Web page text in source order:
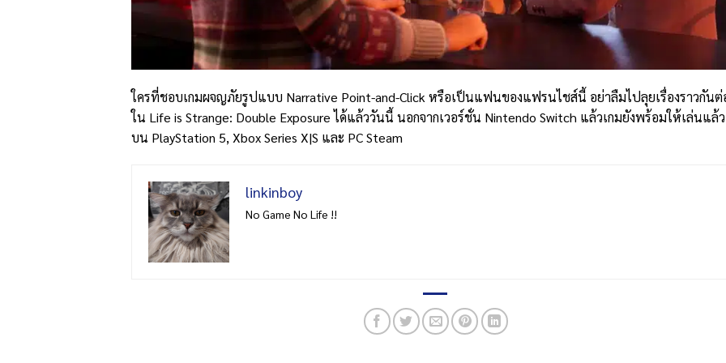
ใครที่ชอบเกมผจญภัยรูปแบบ Narrative Point-and-Click หรือเป็นแฟนของแฟรนไชส์นี้ อย่าลืมไปลุยเรื่องราวกันต่
ใน Life is Strange: Double Exposure ได้แล้ววันนี้ นอกจากเวอร์ชั่น Nintendo Switch แล้วเกมยังพร้อมให้เล่นแล้ว
บน PlayStation 5, Xbox Series X|S และ PC Steam
linkinboy
No Game No Life !!